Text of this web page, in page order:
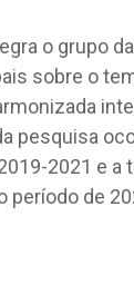
o grupo
sobre o
pesquisa
2021 e a
período de